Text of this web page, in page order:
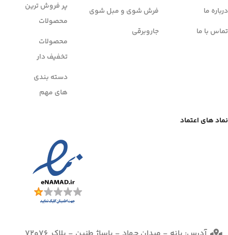
درباره ما
تماس با ما
فرش شوی و مبل شوی
جاروبرقی
پر فروش ترین
محصولات
محصولات
تخفیف دار
دسته بندی
های مهم
نماد های اعتماد